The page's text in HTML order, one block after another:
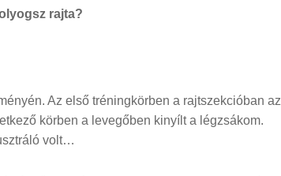
rajta?
Az első tréningkörben a rajtszekcióban az
körben a levegőben kinyílt a légzsákom.
volt…